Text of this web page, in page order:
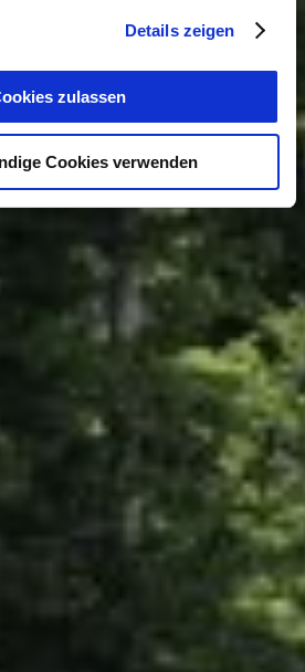
Details zeigen
zulassen
Cookies verwenden